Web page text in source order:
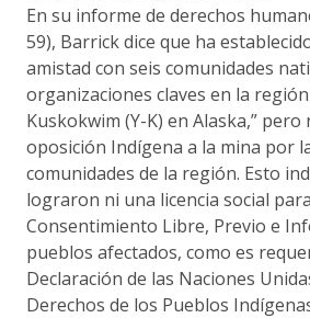
En su informe de derechos
59), Barrick dice que ha
amistad con seis comunidades
organizaciones claves en la
Kuskokwim (Y-K) en Alaska,”
oposición Indígena a la mina por
comunidades de la región. Esto
lograron ni una licencia social
Consentimiento Libre, Previo e
pueblos afectados, como es
Declaración de las Naciones
Derechos de los Pueblos